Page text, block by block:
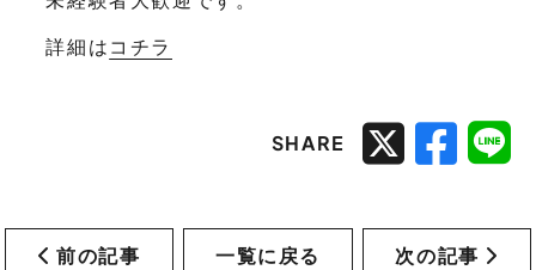
詳細はコチラ
SHARE
前の記事 一覧に戻る 次の記事